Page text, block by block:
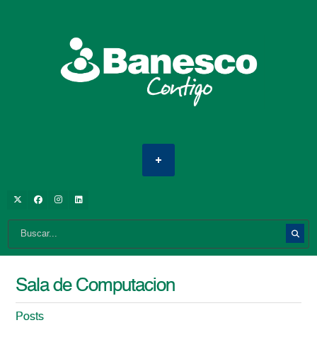
Sala de Computacion
Posts